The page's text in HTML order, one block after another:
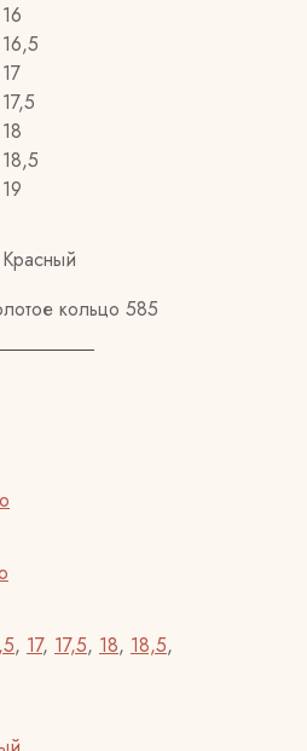
16
16,5
17
17,5
18
18,5
19
Красный
кольцо 585
, 17, 17,5, 18, 18,5,